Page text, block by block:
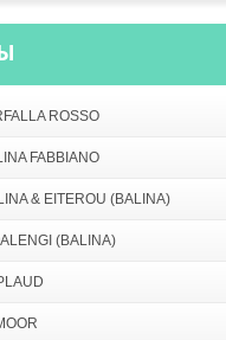
ROSSO
FABBIANO
& EITEROU (BALINA)
(BALINA)